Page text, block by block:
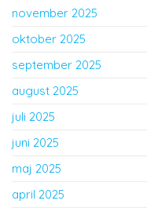
november 2025
oktober 2025
september 2025
august 2025
juli 2025
juni 2025
maj 2025
april 2025